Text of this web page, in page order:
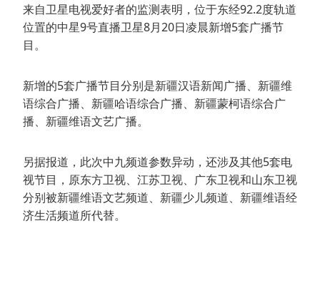
来自卫星电视爱好者的监测表明，位于东经92.2度轨道
位置的中星9号直播卫星8月20日凌晨新增5套广播节
目。
新增的5套广播节目分别是新疆汉语新闻广播、新疆维
语综合广播、新疆哈语综合广播、新疆蒙柯语综合广
播、新疆维语文艺广播。
另据报道，此次中九频道参数异动，还涉及其他5套电
视节目，原东方卫视、江苏卫视、广东卫视和山东卫视
分别被新疆维语文艺频道、新疆少儿频道、新疆维语经
济生活频道所代替。